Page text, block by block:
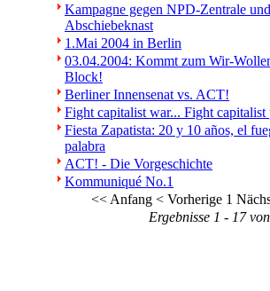
Kampagne gegen NPD-Zentrale und
Abschiebeknast
1.Mai 2004 in Berlin
03.04.2004: Kommt zum Wir-
Block!
Berliner Innensenat vs. ACT!
Fight capitalist war... Fight capitalist
Fiesta Zapatista: 20 y 10 años, el
palabra
ACT! - Die Vorgeschichte
Kommuniqué No.1
<< Anfang < Vorherige 1
Ergebnisse 1 - 17